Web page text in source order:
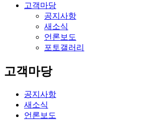
고객마당
공지사항
새소식
언론보도
포토갤러리
고객마당
공지사항
새소식
언론보도